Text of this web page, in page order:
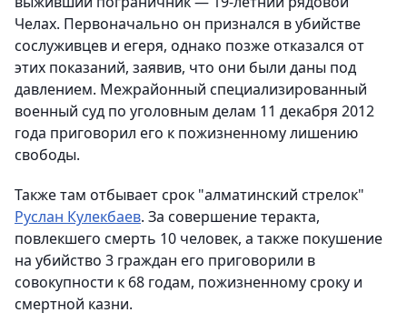
Челах. Первоначально он признался в убийстве
сослуживцев и егеря, однако позже отказался от
этих показаний, заявив, что они были даны под
давлением. Межрайонный специализированный
военный суд по уголовным делам 11 декабря 2012
года приговорил его к пожизненному лишению
свободы.
Также там отбывает срок "алматинский стрелок"
Руслан Кулекбаев. За совершение теракта,
повлекшего смерть 10 человек, а также покушение
на убийство 3 граждан его приговорили в
совокупности к 68 годам, пожизненному сроку и
смертной казни.